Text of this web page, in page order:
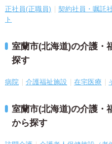
正社員(正職員) 契約社員・嘱託
ト
室蘭市(北海道)の介護・
探す
病院 介護福祉施設 在宅医療
室蘭市(北海道)の介護・
から探す